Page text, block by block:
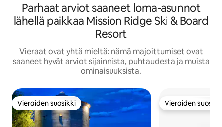
Parhaat arviot saaneet loma-asunnot
lähellä paikkaa Mission Ridge Ski & Board
Resort
Vieraat ovat yhtä mieltä: nämä majoittumiset ovat
saaneet hyvät arviot sijainnista, puhtaudesta ja muista
ominaisuuksista.
Vieraiden suosikki
Vieraiden suosikki Vieraiden
Vieraiden